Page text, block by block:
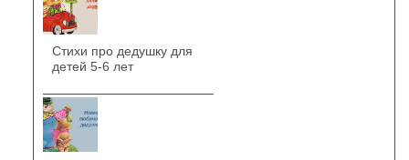
Стихи про дедушку для
детей 5-6 лет